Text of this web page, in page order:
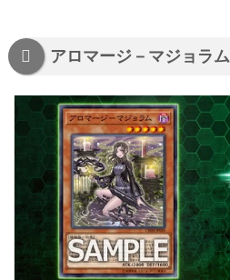
アロマージ－マジョラム